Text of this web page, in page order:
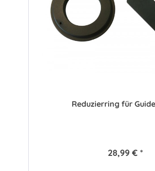
Reduzierring für
28,99 € *